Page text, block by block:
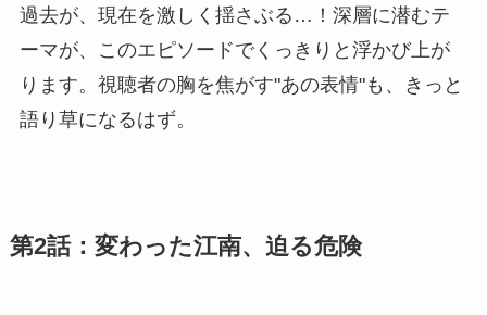
過去が、現在を激しく揺さぶる…！深層に潜むテ
ーマが、このエピソードでくっきりと浮かび上が
ります。視聴者の胸を焦がす"あの表情"も、きっと
語り草になるはず。
第2話：変わった江南、迫る危険